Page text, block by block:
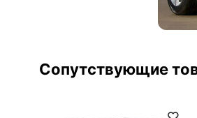
Сопутствующие